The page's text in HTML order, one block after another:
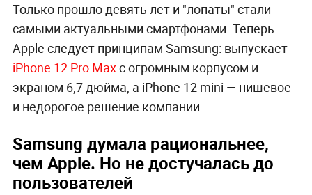
Только прошло девять лет и "лопаты" стали
самыми актуальными смартфонами. Теперь
Apple следует принципам Samsung: выпускает
iPhone 12 Pro Maxс огромным корпусом и
экраном 6,7 дюйма, а iPhone 12 mini — нишевое
и недорогое решение компании.
Samsung думала рациональнее,
чем Apple. Но не достучалась до
пользователей